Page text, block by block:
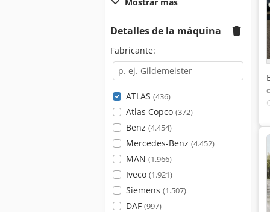
Detalles de la máquina
Fabricante:
ATLAS (436)
Atlas Copco (372)
Benz (4.454)
Mercedes-Benz (4.452)
MAN (1.966)
Iveco (1.921)
Siemens (1.507)
DAF (997)